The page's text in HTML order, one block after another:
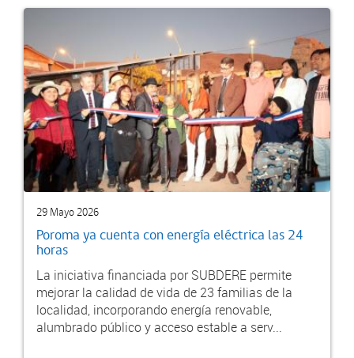
29 Mayo 2026
Poroma ya cuenta con energía eléctrica las 24
horas
La iniciativa financiada por SUBDERE permite
mejorar la calidad de vida de 23 familias de la
localidad, incorporando energía renovable,
alumbrado público y acceso estable a serv...